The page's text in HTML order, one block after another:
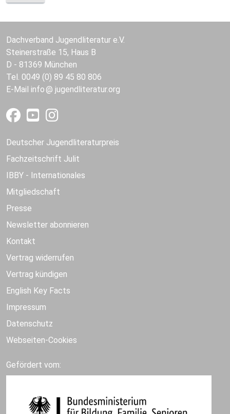
Dachverband Jugendliteratur e.V.
Steinerstraße 15, Haus B
D - 81369 München
Tel. 0049 (0) 89 45 80 806
E-Mail info jugendliteratur.org
Deutscher Jugendliteraturpreis
Fachzeitschrift Julit
IBBY - Internationales
Mitgliedschaft
Presse
Newsletter abonnieren
Kontakt
Vertrag widerrufen
Vertrag kündigen
English Key Facts
Impressum
Datenschutz
Webseiten-Cookies
Gefördert vom: